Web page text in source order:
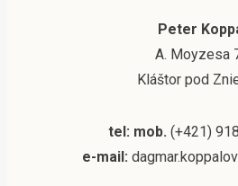
Peter
A. Moyzesa
Kláštor pod
tel: mob. (+421)
e-mail: